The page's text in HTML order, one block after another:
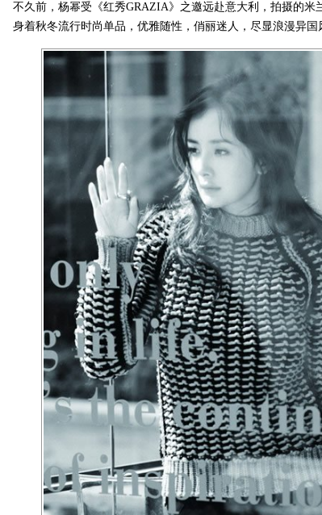
不久前，杨幂受《红秀GRAZIA》之邀远赴意大利，拍摄的米
身着秋冬流行时尚单品，优雅随性，俏丽迷人，尽显浪漫异国